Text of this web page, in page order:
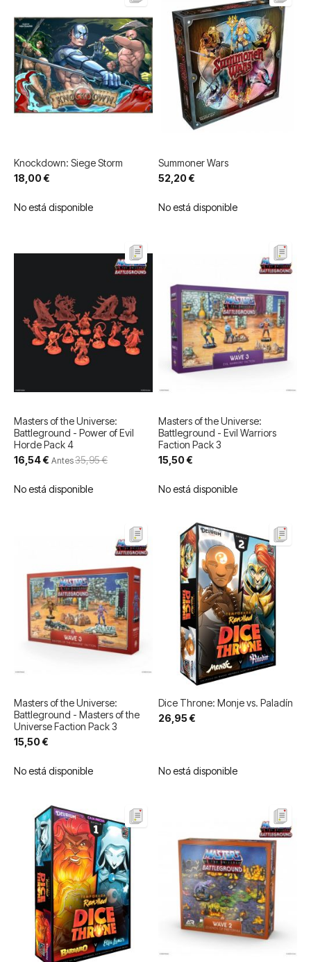
Knockdown: Siege Storm
18,00 €
No está disponible
Summoner Wars
52,20 €
No está disponible
Masters of the Universe:
Battleground - Power of Evil
Horde Pack 4
Precio
especial
16,54 € Antes35,95 €
No está disponible
Masters of the Universe:
Battleground - Evil Warriors
Faction Pack 3
15,50 €
No está disponible
Masters of the Universe:
Battleground - Masters of the
Universe Faction Pack 3
15,50 €
No está disponible
Dice Throne: Monje vs. Paladín
26,95 €
No está disponible